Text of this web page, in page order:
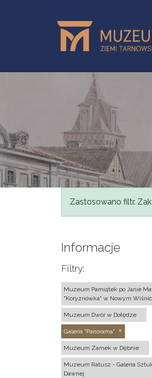
Komunikat
Zastosowano filtr.
Informacje
Filtry:
Muzeum Pamiątek po Janie
"Koryznówka" w Nowym
Muzeum Dwór w Dołędze
Galeria "Panorama"
Muzeum Zamek w Dębnie
Muzeum Ratusz - Galeria
Dawnej